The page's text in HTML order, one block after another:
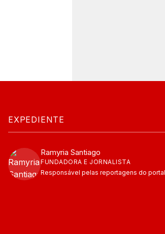
EXPEDIENTE
Ramyria Santiago
FUNDADORA E JORNALISTA
Responsável pelas reportagens do portal